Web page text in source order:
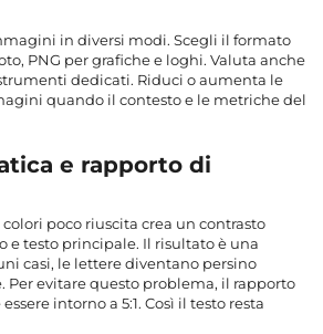
in diversi modi. Scegli il formato
PNG per grafiche e loghi. Valuta anche
dedicati. Riduci o aumenta le
quando il contesto e le metriche del
e rapporto di
poco riuscita crea un contrasto
e testo principale. Il risultato è una
casi, le lettere diventano persino
evitare questo problema, il rapporto
intorno a 5:1. Così il testo resta